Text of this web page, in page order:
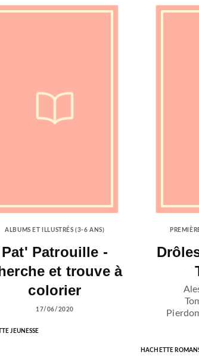
ALBUMS ET ILLUSTRÉS (3-6 ANS)
Pat' Patrouille -
et trouve à
colorier
17/06/2020
JEUNESSE
HACHETTE